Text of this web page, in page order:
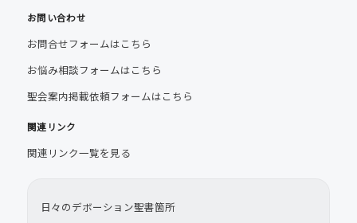
お問い合わせ
お問合せフォームはこちら
お悩み相談フォームはこちら
聖会案内掲載依頼フォームはこちら
関連リンク
関連リンク一覧を見る
日々のデボーション聖書箇所